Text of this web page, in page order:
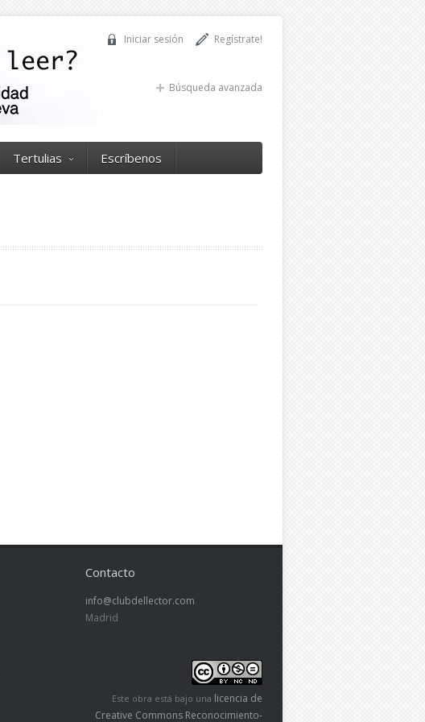
Regístrate!
Iniciar sesión
Búsqueda avanzada
Tertulias Escríbenos
Contacto
info@clubdellector.com
Madrid
Este obra está bajo una licencia de
Creative Commons Reconocimiento-